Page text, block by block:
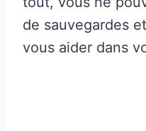
de sauvegardes
vous aider dans